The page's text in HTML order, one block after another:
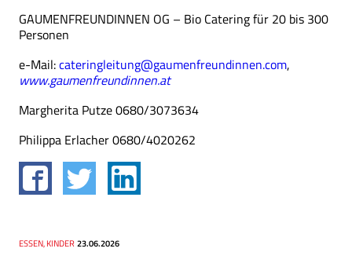
GAUMENFREUNDINNEN OG – Bio Catering für 20 bis 300
Personen
e-Mail:cateringleitung@gaumenfreundinnen.com,
www.gaumenfreundinnen.at
Margherita Putze 0680/3073634
Philippa Erlacher 0680/4020262
Thema
ESSEN, KINDER
Datum 23.06.2026